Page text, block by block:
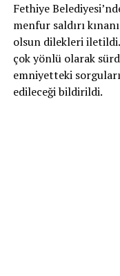
Fethiye
menfur saldırı
olsun dilekleri
çok yönlü olarak
emniyetteki
edileceği bildirildi.